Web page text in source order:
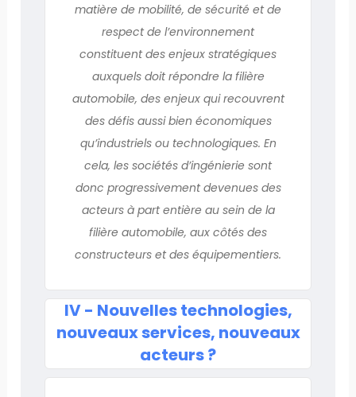
matière de mobilité, de sécurité et de
respect de l’environnement
constituent des enjeux stratégiques
auxquels doit répondre la filière
automobile, des enjeux qui recouvrent
des défis aussi bien économiques
qu’industriels ou technologiques. En
cela, les sociétés d’ingénierie sont
donc progressivement devenues des
acteurs à part entière au sein de la
filière automobile, aux côtés des
constructeurs et des équipementiers.
IV - Nouvelles technologies,
nouveaux services, nouveaux
acteurs ?